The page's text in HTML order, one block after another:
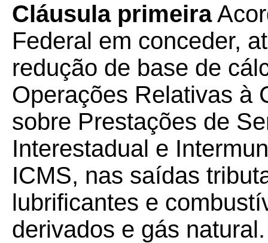
Cláusula primeira
Federal em conceder,
redução de base de
Operações Relativas à
sobre Prestações de
Interestadual e
ICMS, nas saídas
lubrificantes e
derivados e gás natural.